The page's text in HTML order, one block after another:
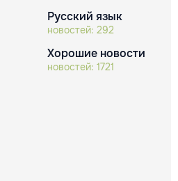
Русский язык
новостей: 292
Хорошие новости
новостей: 1721